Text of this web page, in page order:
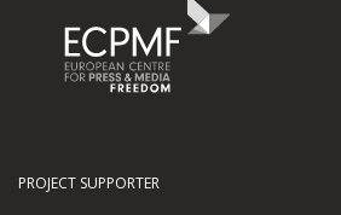
PROJECT SUPPORTER